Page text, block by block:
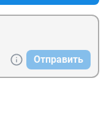
Отправить